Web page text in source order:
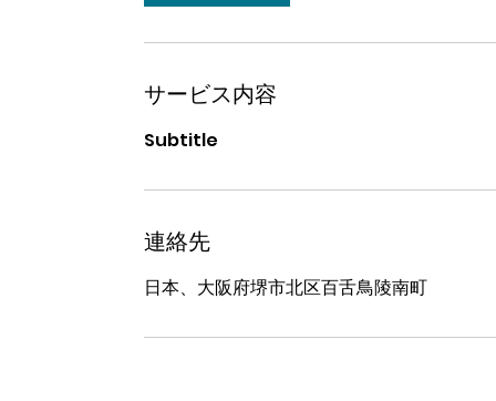
サービス内容
Subtitle
連絡先
日本、大阪府堺市北区百舌鳥陵南町